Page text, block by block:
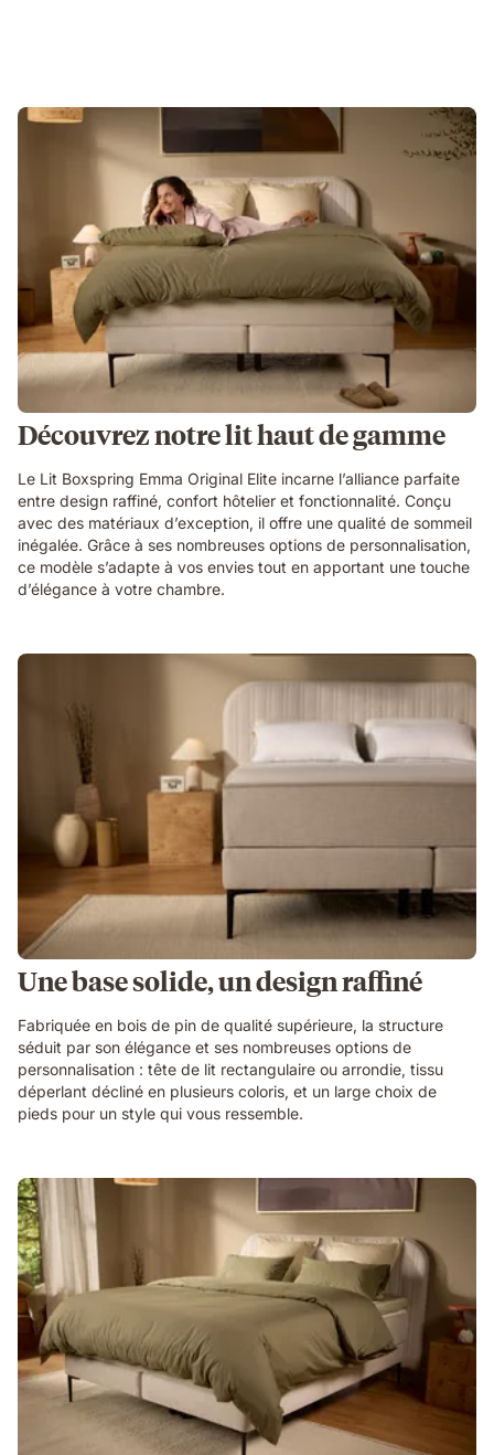
Découvrez notre lit haut de gamme
Le Lit Boxspring Emma Original Elite incarne l’alliance parfaite
entre design raffiné, confort hôtelier et fonctionnalité. Conçu
avec des matériaux d’exception, il offre une qualité de sommeil
inégalée. Grâce à ses nombreuses options de personnalisation,
ce modèle s’adapte à vos envies tout en apportant une touche
d’élégance à votre chambre.
Une base solide, un design raffiné
Fabriquée en bois de pin de qualité supérieure, la structure
séduit par son élégance et ses nombreuses options de
personnalisation : tête de lit rectangulaire ou arrondie, tissu
déperlant décliné en plusieurs coloris, et un large choix de
pieds pour un style qui vous ressemble.